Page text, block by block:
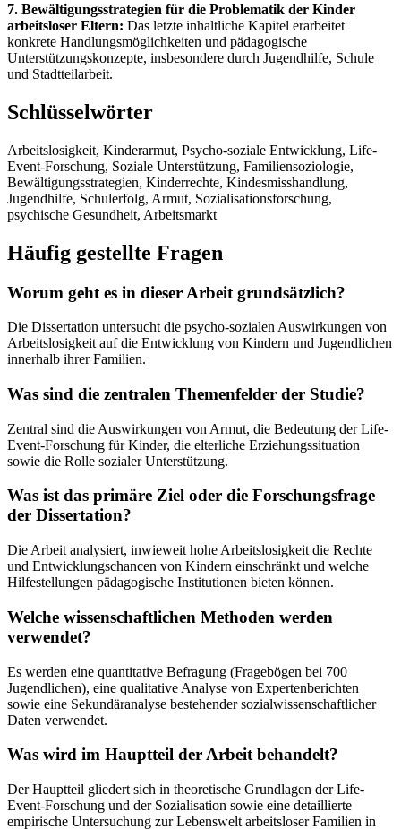
7. Bewältigungsstrategien für die Problematik der Kinder
arbeitsloser Eltern: Das letzte inhaltliche Kapitel erarbeitet
konkrete Handlungsmöglichkeiten und pädagogische
Unterstützungskonzepte, insbesondere durch Jugendhilfe, Schule
und Stadtteilarbeit.
Schlüsselwörter
Arbeitslosigkeit, Kinderarmut, Psycho-soziale Entwicklung, Life-
Event-Forschung, Soziale Unterstützung, Familiensoziologie,
Bewältigungsstrategien, Kinderrechte, Kindesmisshandlung,
Jugendhilfe, Schulerfolg, Armut, Sozialisationsforschung,
psychische Gesundheit, Arbeitsmarkt
Häufig gestellte Fragen
Worum geht es in dieser Arbeit grundsätzlich?
Die Dissertation untersucht die psycho-sozialen Auswirkungen von
Arbeitslosigkeit auf die Entwicklung von Kindern und Jugendlichen
innerhalb ihrer Familien.
Was sind die zentralen Themenfelder der Studie?
Zentral sind die Auswirkungen von Armut, die Bedeutung der Life-
Event-Forschung für Kinder, die elterliche Erziehungssituation
sowie die Rolle sozialer Unterstützung.
Was ist das primäre Ziel oder die Forschungsfrage
der Dissertation?
Die Arbeit analysiert, inwieweit hohe Arbeitslosigkeit die Rechte
und Entwicklungschancen von Kindern einschränkt und welche
Hilfestellungen pädagogische Institutionen bieten können.
Welche wissenschaftlichen Methoden werden
verwendet?
Es werden eine quantitative Befragung (Fragebögen bei 700
Jugendlichen), eine qualitative Analyse von Expertenberichten
sowie eine Sekundäranalyse bestehender sozialwissenschaftlicher
Daten verwendet.
Was wird im Hauptteil der Arbeit behandelt?
Der Hauptteil gliedert sich in theoretische Grundlagen der Life-
Event-Forschung und der Sozialisation sowie eine detaillierte
empirische Untersuchung zur Lebenswelt arbeitsloser Familien in